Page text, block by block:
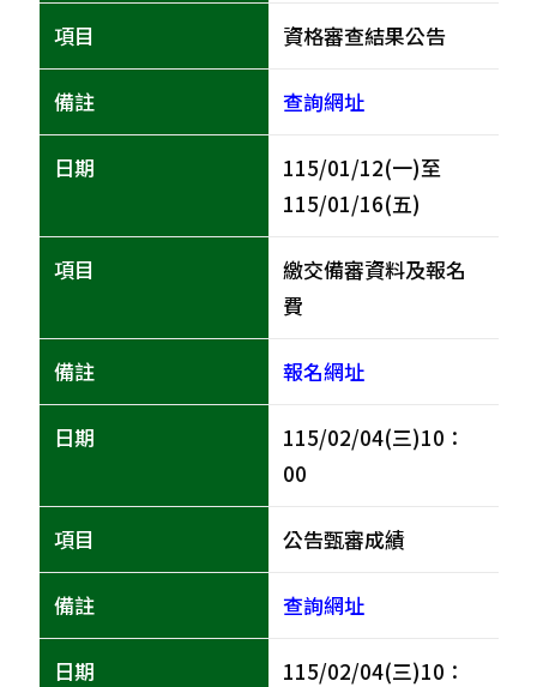
資格審查結果公告
查詢網址
115/01/12(一)至
115/01/16(五)
繳交備審資料及報名
費
報名網址
115/02/04(三)10：
00
公告甄審成績
查詢網址
115/02/04(三)10：